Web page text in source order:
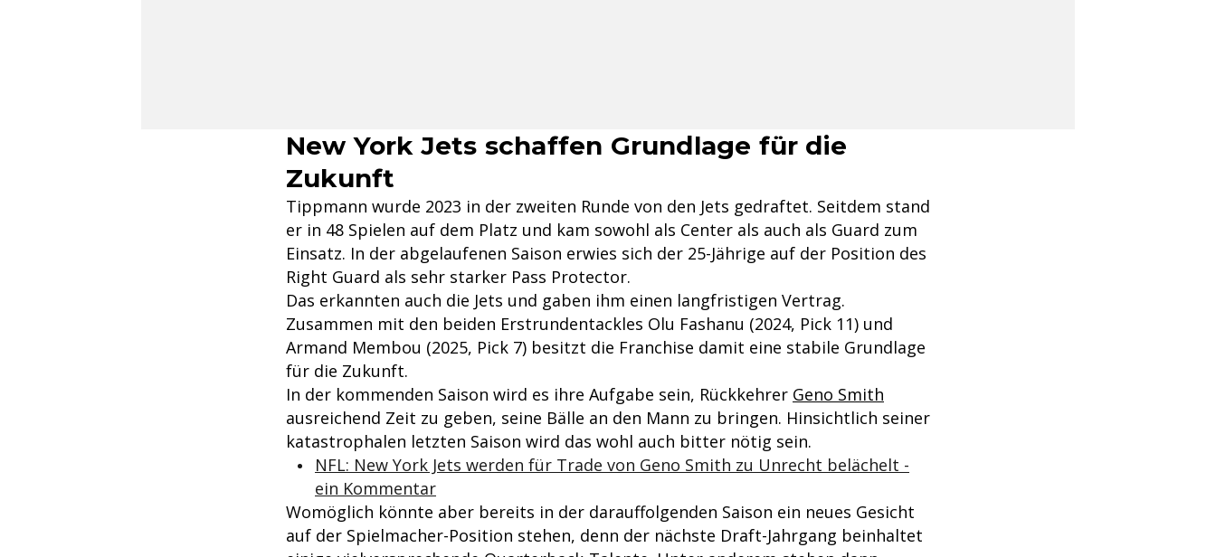
New York Jets schaffen Grundlage für die
Zukunft
Tippmann wurde 2023 in der zweiten Runde von den Jets gedraftet. Seitdem stand
er in 48 Spielen auf dem Platz und kam sowohl als Center als auch als Guard zum
Einsatz. In der abgelaufenen Saison erwies sich der 25-Jährige auf der Position des
Right Guard als sehr starker Pass Protector.
Das erkannten auch die Jets und gaben ihm einen langfristigen Vertrag.
Zusammen mit den beiden Erstrundentackles Olu Fashanu (2024, Pick 11) und
Armand Membou (2025, Pick 7) besitzt die Franchise damit eine stabile Grundlage
für die Zukunft.
In der kommenden Saison wird es ihre Aufgabe sein, Rückkehrer Geno Smith
ausreichend Zeit zu geben, seine Bälle an den Mann zu bringen. Hinsichtlich seiner
katastrophalen letzten Saison wird das wohl auch bitter nötig sein.
NFL: New York Jets werden für Trade von Geno Smith zu Unrecht belächelt -
ein Kommentar
Womöglich könnte aber bereits in der darauffolgenden Saison ein neues Gesicht
auf der Spielmacher-Position stehen, denn der nächste Draft-Jahrgang beinhaltet